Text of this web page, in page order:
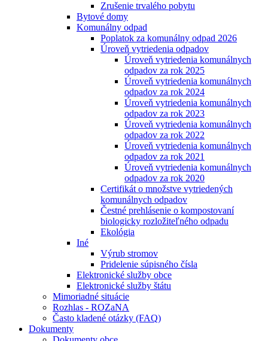
Zrušenie trvalého pobytu
Bytové domy
Komunálny odpad
Poplatok za komunálny odpad 2026
Úroveň vytriedenia odpadov
Úroveň vytriedenia komunálnych
odpadov za rok 2025
Úroveň vytriedenia komunálnych
odpadov za rok 2024
Úroveň vytriedenia komunálnych
odpadov za rok 2023
Úroveň vytriedenia komunálnych
odpadov za rok 2022
Úroveň vytriedenia komunálnych
odpadov za rok 2021
Úroveň vytriedenia komunálnych
odpadov za rok 2020
Certifikát o množstve vytriedených
komunálnych odpadov
Čestné prehlásenie o kompostovaní
biologicky rozložiteľného odpadu
Ekológia
Iné
Výrub stromov
Pridelenie súpisného čísla
Elektronické služby obce
Elektronické služby štátu
Mimoriadné situácie
Rozhlas - ROZaNA
Často kladené otázky (FAQ)
Dokumenty